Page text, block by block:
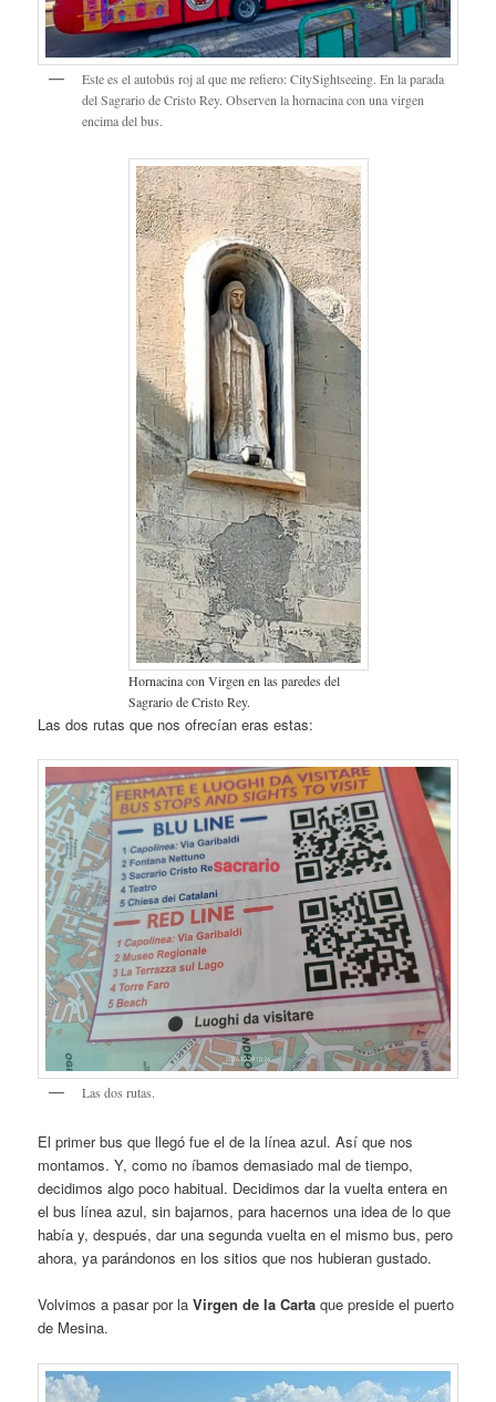
Este es el autobús roj al que me refiero: CitySightseeing. En la parada
del Sagrario de Cristo Rey. Observen la hornacina con una virgen
encima del bus.
Hornacina con Virgen en las paredes del
Sagrario de Cristo Rey.
Las dos rutas que nos ofrecían eras estas:
Las dos rutas.
El primer bus que llegó fue el de la línea azul. Así que nos
montamos. Y, como no íbamos demasiado mal de tiempo,
decidimos algo poco habitual. Decidimos dar la vuelta entera en
el bus línea azul, sin bajarnos, para hacernos una idea de lo que
había y, después, dar una segunda vuelta en el mismo bus, pero
ahora, ya parándonos en los sitios que nos hubieran gustado.
Volvimos a pasar por laVirgen de la Carta que preside el puerto
de Mesina.